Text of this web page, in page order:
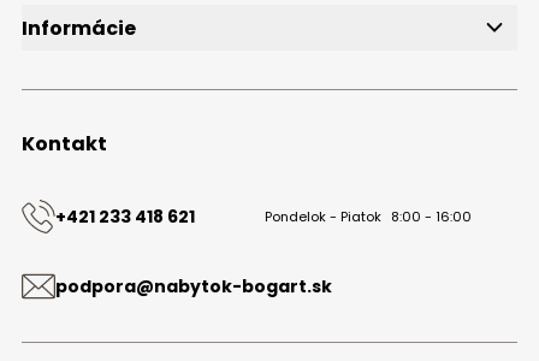
Informácie
Obchodné podmienky
Kontakt
Kontakt
+421 233 418 621 Pondelok - Piatok 8:00 - 16:00
podpora@nabytok-bogart.sk